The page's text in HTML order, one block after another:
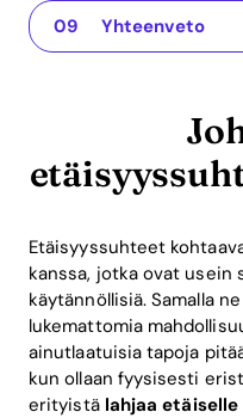
Johdanto
The app for your
Personoidut
Virtuaaliset
Arjen lahjat
Luovat tee-se-
Ajateltujen
UKK
Yhteenveto
Etäisyyssuhteet
kanssa, jotka ovat usein
käytännöllisiä. Samalla
lukemattomia
ainutlaatuisia tapoja
kun ollaan fyysisesti
erityistä lahjaa